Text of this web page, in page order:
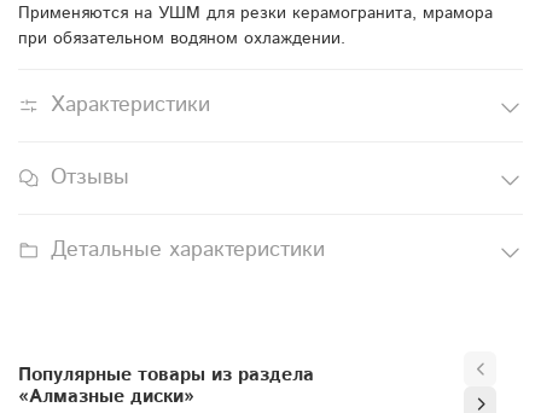
Применяются на УШМ для резки керамогранита, мрамора
при обязательном водяном охлаждении.
Характеристики
Отзывы
Детальные характеристики
Популярные товары из раздела
«Алмазные диски»